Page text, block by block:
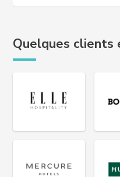
Quelques clients